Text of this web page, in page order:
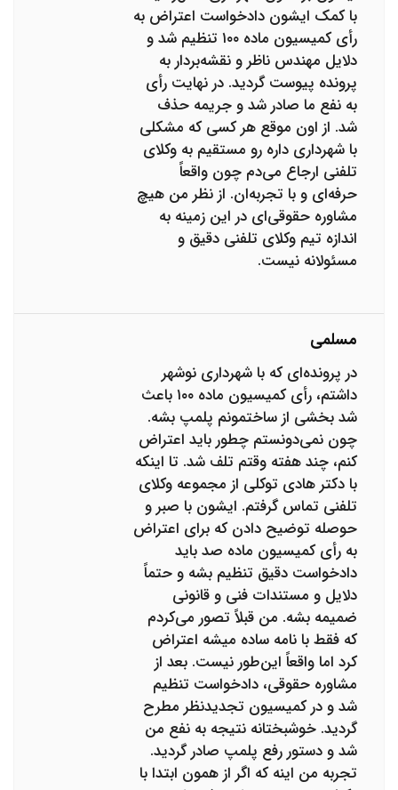
با کمک ایشون دادخواست اعتراض به
رأی کمیسیون ماده ۱۰۰ تنظیم شد و
دلایل مهندس ناظر و نقشه‌بردار به
پرونده پیوست گردید. در نهایت رأی
به نفع ما صادر شد و جریمه حذف
شد. از اون موقع هر کسی که مشکلی
با شهرداری داره رو مستقیم به وکلای
تلفنی ارجاع می‌دم چون واقعاً
حرفه‌ای و با تجربه‌ان. از نظر من هیچ
مشاوره حقوقی‌ای در این زمینه به
اندازه تیم وکلای تلفنی دقیق و
مسئولانه نیست.
مسلمی
در پرونده‌ای که با شهرداری نوشهر
داشتم، رأی کمیسیون ماده ۱۰۰ باعث
شد بخشی از ساختمونم پلمپ بشه.
چون نمی‌دونستم چطور باید اعتراض
کنم، چند هفته وقتم تلف شد. تا اینکه
با دکتر هادی توکلی از مجموعه وکلای
تلفنی تماس گرفتم. ایشون با صبر و
حوصله توضیح دادن که برای اعتراض
به رأی کمیسیون ماده صد باید
دادخواست دقیق تنظیم بشه و حتماً
دلایل و مستندات فنی و قانونی
ضمیمه بشه. من قبلاً تصور می‌کردم
که فقط با نامه ساده میشه اعتراض
کرد اما واقعاً این‌طور نیست. بعد از
مشاوره حقوقی، دادخواست تنظیم
شد و در کمیسیون تجدیدنظر مطرح
گردید. خوشبختانه نتیجه به نفع من
شد و دستور رفع پلمپ صادر گردید.
تجربه من اینه که اگر از همون ابتدا با